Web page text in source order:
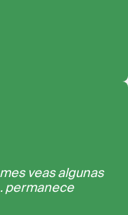
veas algunas
permanece